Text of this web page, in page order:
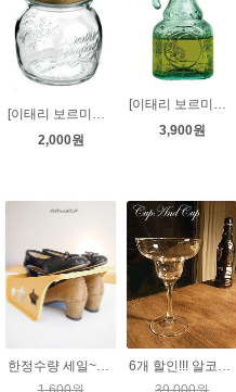
[이태리 보르미올리] 콰트로 캔뚜껑 밀폐병 150ml - 쿼드로병, 콰드로 밀폐용기, 쨈병
2,000원
[이태리 보르미올리] 헬리오스 코르크 오일병 - 컨추리홈 시리즈 유리병
3,900원
한정수량 세일~~ 신발장 정리대 [수납용품]
6개 할인!!! 알코록 프랑스제 마가리타잔 270ml - 칵테일잔 마가리따잔 아코록 마가리타 아이스크림잔 아포가토